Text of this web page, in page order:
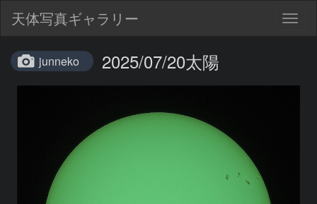
天体写真ギャラリー
junneko 2025/07/20太陽